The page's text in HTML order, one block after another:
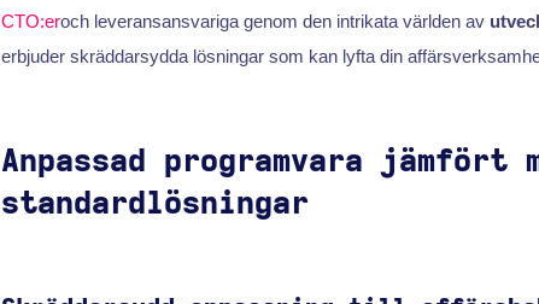
CTO:eroch leveransansvariga genom den intrikata världen av
erbjuder skräddarsydda lösningar som kan lyfta din
Anpassad programvara jämfört
standardlösningar